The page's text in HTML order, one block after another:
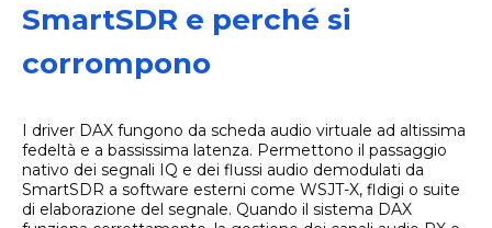
SmartSDR e perché si
corrompono
I driver DAX fungono da scheda audio virtuale ad altissima
fedeltà e a bassissima latenza. Permettono il passaggio
nativo dei segnali IQ e dei flussi audio demodulati da
SmartSDR a software esterni come WSJT-X, fldigi o suite
di elaborazione del segnale. Quando il sistema DAX